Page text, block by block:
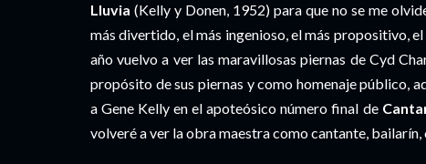
Lluvia (Kelly y Donen, 1952) para que no se me
más divertido, el más ingenioso, el más propositivo,
año vuelvo a ver las maravillosas piernas de Cyd
propósito de sus piernas y como homenaje público,
a Gene Kelly en el apoteósico número final de
volveré a ver la obra maestra como cantante,